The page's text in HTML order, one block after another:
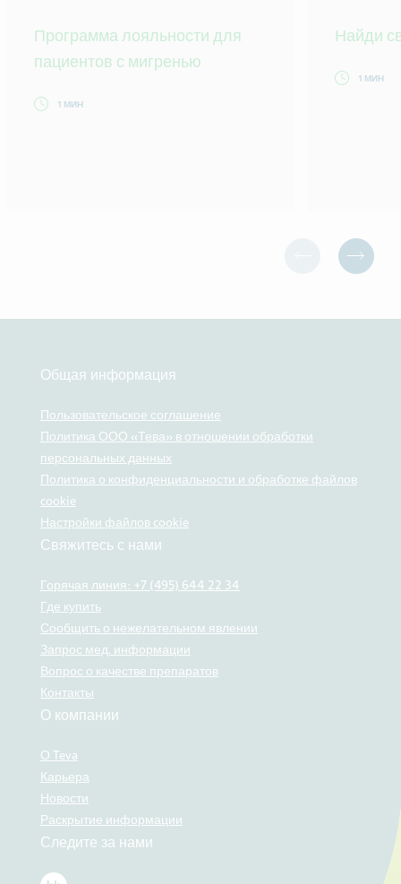
Программа лояльности для
пациентов с мигренью
1 МИН
Найди
1 МИН
Общая информация
Пользовательское соглашение
Политика ООО «Тева» в отношении обработки
персональных данных
Политика о конфиденциальности и обработке файлов
cookie
Настройки файлов cookie
Свяжитесь с нами
Горячая линия: +7 (495) 644 22 34
Где купить
Сообщить о нежелательном явлении
Запрос мед. информации
Вопрос о качестве препаратов
Контакты
О компании
О Teva
Карьера
Новости
Раскрытие информации
Следите за нами